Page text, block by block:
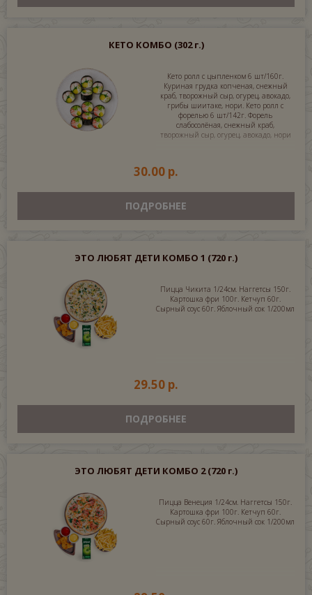
КЕТО КОМБО (302 г.)
Кето ролл с цыпленком 6 шт/160г.
Куриная грудка копченая, снежный
краб, творожный сыр, огурец, авокадо,
грибы шиитаке, нори. Кето ролл с
форелью 6 шт/142г. Форель
слабосолёная, снежный краб,
творожный сыр, огурец, авокадо, нори
30.00 р.
ПОДРОБНЕЕ
ЭТО ЛЮБЯТ ДЕТИ КОМБО 1 (720 г.)
Пицца Чикита 1/24см. Наггетсы 150г.
Картошка фри 100г. Кетчуп 60г.
Сырный соус 60г. Яблочный сок 1/200мл
29.50 р.
ПОДРОБНЕЕ
ЭТО ЛЮБЯТ ДЕТИ КОМБО 2(720 г.)
Пицца Венеция 1/24см. Наггетсы 150г.
Картошка фри 100г. Кетчуп 60г.
Сырный соус 60г. Яблочный сок 1/200мл